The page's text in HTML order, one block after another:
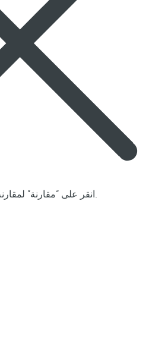
انقر على “مقارنة” لمقارنة الاختلافات بين فندقين أو أكثر.